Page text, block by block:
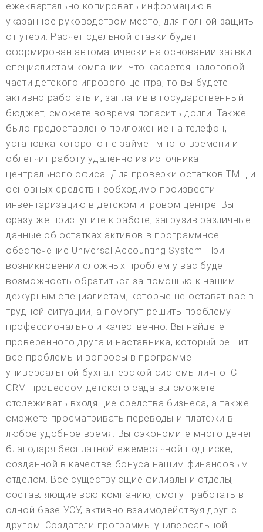
ежеквартально копировать информацию в
указанное руководством место, для полной защиты
от утери. Расчет сдельной ставки будет
сформирован автоматически на основании заявки
специалистам компании. Что касается налоговой
части детского игрового центра, то вы будете
активно работать и, заплатив в государственный
бюджет, сможете вовремя погасить долги. Также
было предоставлено приложение на телефон,
установка которого не займет много времени и
облегчит работу удаленно из источника
центрального офиса. Для проверки остатков ТМЦ и
основных средств необходимо произвести
инвентаризацию в детском игровом центре. Вы
сразу же приступите к работе, загрузив различные
данные об остатках активов в программное
обеспечение Universal Accounting System. При
возникновении сложных проблем у вас будет
возможность обратиться за помощью к нашим
дежурным специалистам, которые не оставят вас в
трудной ситуации, а помогут решить проблему
профессионально и качественно. Вы найдете
проверенного друга и наставника, который решит
все проблемы и вопросы в программе
универсальной бухгалтерской системы лично. С
CRM-процессом детского сада вы сможете
отслеживать входящие средства бизнеса, а также
сможете просматривать переводы и платежи в
любое удобное время. Вы сэкономите много денег
благодаря бесплатной ежемесячной подписке,
созданной в качестве бонуса нашим финансовым
отделом. Все существующие филиалы и отделы,
составляющие всю компанию, смогут работать в
одной базе УСУ, активно взаимодействуя друг с
другом. Создатели программы универсальной